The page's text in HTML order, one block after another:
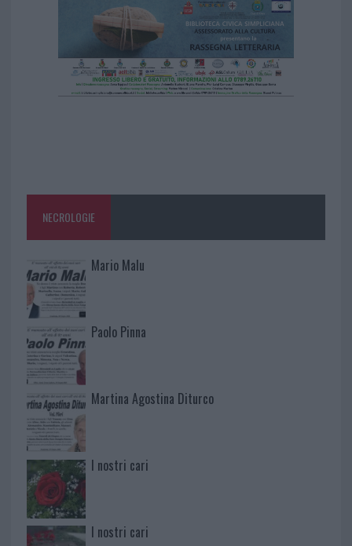
NECROLOGIE
Mario Malu
Paolo Pinna
Martina Agostina Diturco
I nostri cari
I nostri cari